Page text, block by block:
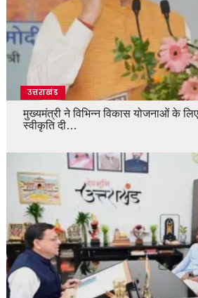
उत्तराखंड
मुख्यमंत्री ने विभिन्न विकास योजनाओं के
स्वीकृति दी…